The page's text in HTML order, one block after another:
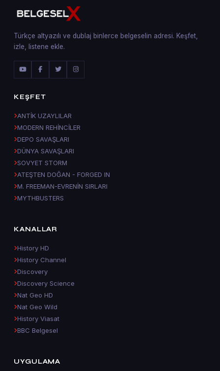
Türkçe altyazılı ve dublaj binlerce belgeselin adresi. Keşfet,
izle, listene ekle.
KEŞFET
ANTİK UZAYLILAR
MODERN REHİNCİLER
DEPO SAVAŞLARI
DÜNYA SAVAŞLARI
SOVYET STORM
ATEŞTEN DOĞAN - FORGED IN
M. FREEMAN-EVRENİN SIRLARI
MYTHBUSTERS
KANALLAR
History HD
History Channel
Discovery
Discovery Science
Nat Geo HD
Nat Geo Wild
History Viasat
BBC Belgesel
UYGULAMA